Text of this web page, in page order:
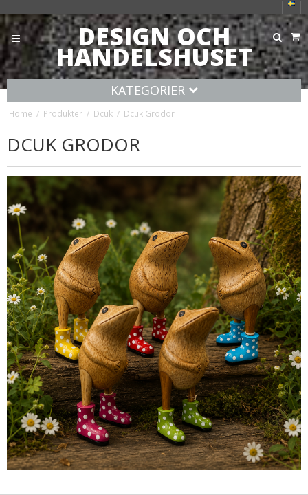
DESIGN OCH
HANDELSHUSET
KATEGORIER
Home / Produkter / Dcuk / Dcuk Grodor
DCUK GRODOR